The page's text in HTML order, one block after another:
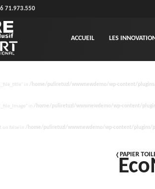
71.973.550
ACCUEIL LES
in /home/puliretuzl/wwwnewdemo/wp-content/
in /home/puliretuzl/wwwnewdemo/wp-content/
on false in /home/puliretuzl/wwwnewdemo/wp-content/plugins/
PAPIER